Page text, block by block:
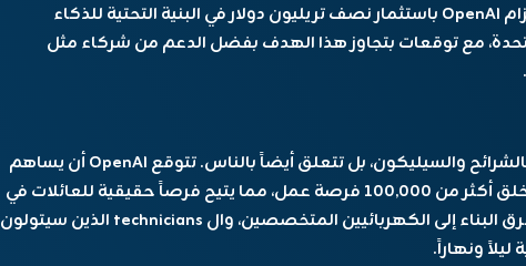
يعكس هذا التحرك الجاد التزام OpenAI باستثمار نصف تريليون دولار في البنية التحتية للذكاء
مع توقعات بتجاوز هذا الهدف بفضل الدعم من شركاء مثل
لكن القصة لا تتعلق فقط بالشرائح والسيليكون، بل تتعلق أيضاً بالناس. تتوقع OpenAI أن يساهم
بناء وإدارة هذه المراكز في خلق أكثر من 100,000 فرصة عمل، مما يتيح فرصاً حقيقية للعائلات في
جميع أنحاء البلاد، بدءاً من فرق البناء إلى الكهربائيين المتخصصين، وال technicians الذين سيتولون
ونهاراً.